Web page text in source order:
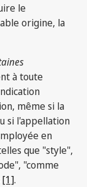
le
origine, la
à toute
même si la
si l'appellation
en
que "style",
"comme
[1].